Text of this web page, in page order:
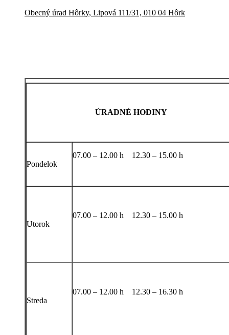
Obecný úrad Hôrky, Lipová 111/31, 010 04 Hôrk
ÚRADNÉ HODINY
Pondelok
07.00 – 12.00 h 12.30 – 15.00 h
Utorok
07.00 – 12.00 h 12.30 – 15.00 h
Streda
07.00 – 12.00 h 12.30 – 16.30 h